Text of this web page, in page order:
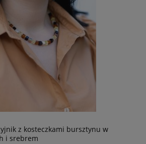
z kosteczkami bursztynu w
i srebrem